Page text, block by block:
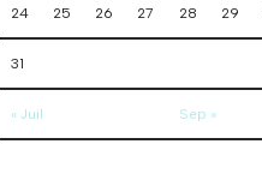
24 25 26 27 28 29
31
« Juil Sep »